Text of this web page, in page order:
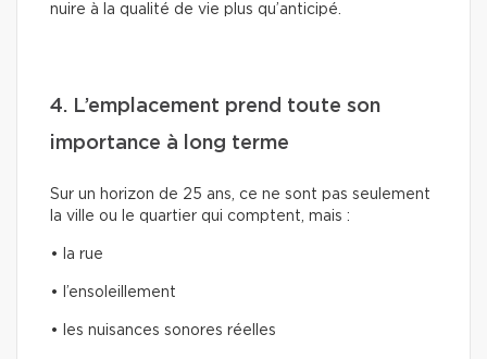
nuire à la qualité de vie plus qu’anticipé.
4. L’emplacement prend toute son
importance à long terme
Sur un horizon de 25 ans, ce ne sont pas seulement
la ville ou le quartier qui comptent, mais :
• la rue
• l’ensoleillement
• les nuisances sonores réelles